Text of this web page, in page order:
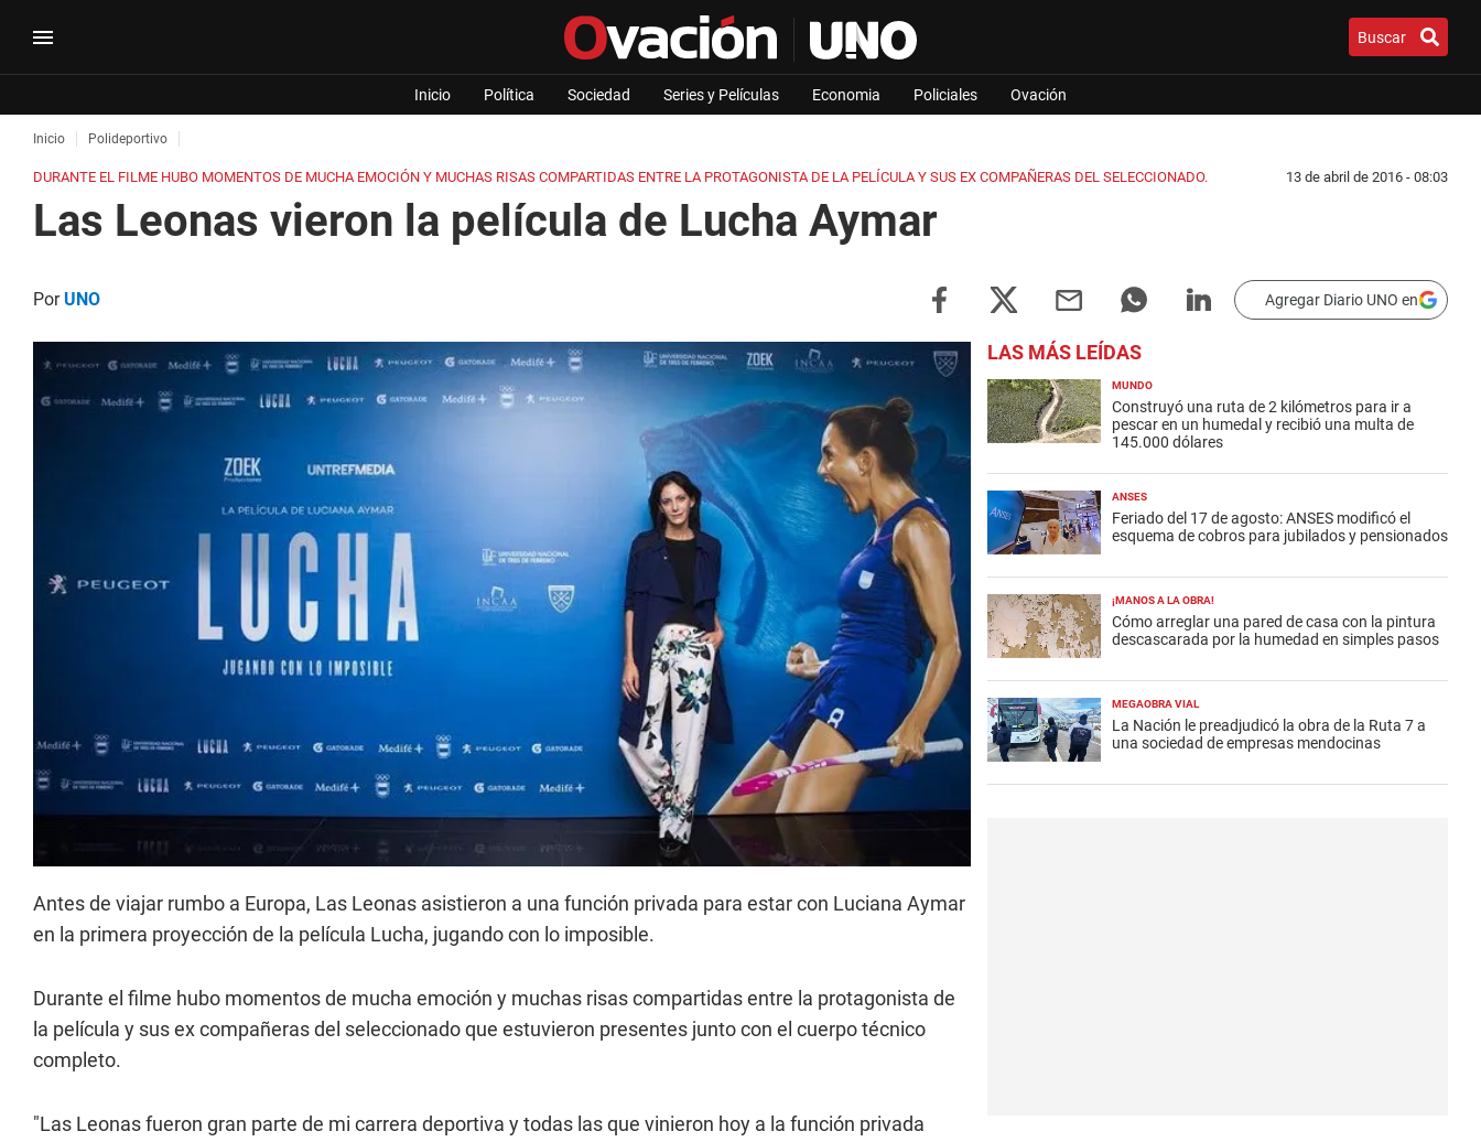
Buscar
Inicio Política Sociedad Series y Películas Economia Policiales Ovación
Inicio Polideportivo
DURANTE EL FILME HUBO MOMENTOS DE MUCHA EMOCIÓN Y MUCHAS RISAS COMPARTIDAS ENTRE LA PROTAGONISTA DE LA PELÍCULA Y SUS EX COMPAÑERAS DEL SELECCIONADO. 13 de abril de 2016 - 08:03
Las Leonas vieron la película de Lucha Aymar
PorUNO Agregar Diario UNO en
Antes de viajar rumbo a Europa, Las Leonas asistieron a una función privada para estar con Luciana Aymar
en la primera proyección de la película Lucha, jugando con lo imposible.
Durante el filme hubo momentos de mucha emoción y muchas risas compartidas entre la protagonista de
la película y sus ex compañeras del seleccionado que estuvieron presentes junto con el cuerpo técnico
completo.
"Las Leonas fueron gran parte de mi carrera deportiva y todas las que vinieron hoy a la función privada
LAS MÁS LEÍDAS
MUNDO
Construyó una ruta de 2 kilómetros para ir a
pescar en un humedal y recibió una multa de
145.000 dólares
ANSES
Feriado del 17 de agosto: ANSES modificó el
esquema de cobros para jubilados y pensionados
¡MANOS A LA OBRA!
Cómo arreglar una pared de casa con la pintura
descascarada por la humedad en simples pasos
MEGAOBRA VIAL
La Nación le preadjudicó la obra de la Ruta 7 a
una sociedad de empresas mendocinas